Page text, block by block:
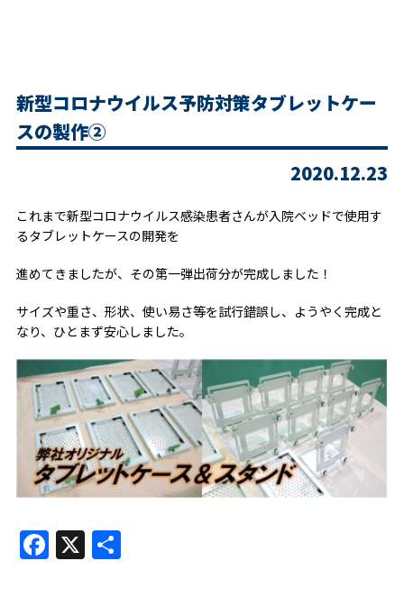
新型コロナウイルス予防対策タブレットケー
スの製作②
2020.12.23
これまで新型コロナウイルス感染患者さんが入院ベッドで使用す
るタブレットケースの開発を
進めてきましたが、その第一弾出荷分が完成しました！
サイズや重さ、形状、使い易さ等を試行錯誤し、ようやく完成と
なり、ひとまず安心しました。
Facebook
X 共
有